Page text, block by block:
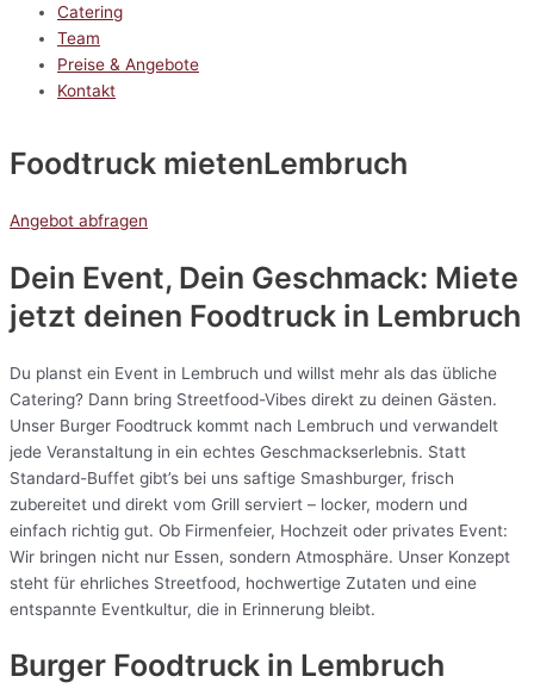
Catering
Team
Preise & Angebote
Kontakt
Foodtruck mietenLembruch
Angebot abfragen
Dein Event, Dein Geschmack: Miete
jetzt deinen Foodtruck in Lembruch
Du planst ein Event in Lembruch und willst mehr als das übliche
Catering? Dann bring Streetfood-Vibes direkt zu deinen Gästen.
Unser Burger Foodtruck kommt nach Lembruch und verwandelt
jede Veranstaltung in ein echtes Geschmackserlebnis. Statt
Standard-Buffet gibt’s bei uns saftige Smashburger, frisch
zubereitet und direkt vom Grill serviert – locker, modern und
einfach richtig gut. Ob Firmenfeier, Hochzeit oder privates Event:
Wir bringen nicht nur Essen, sondern Atmosphäre. Unser Konzept
steht für ehrliches Streetfood, hochwertige Zutaten und eine
entspannte Eventkultur, die in Erinnerung bleibt.
Burger Foodtruck in Lembruch